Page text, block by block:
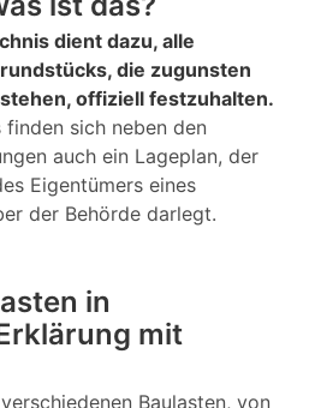
dient dazu, alle
die zugunsten
offiziell festzuhalten.
finden sich neben den
auch ein Lageplan, der
Eigentümers eines
der Behörde darlegt.
in
mit
Baulasten, von